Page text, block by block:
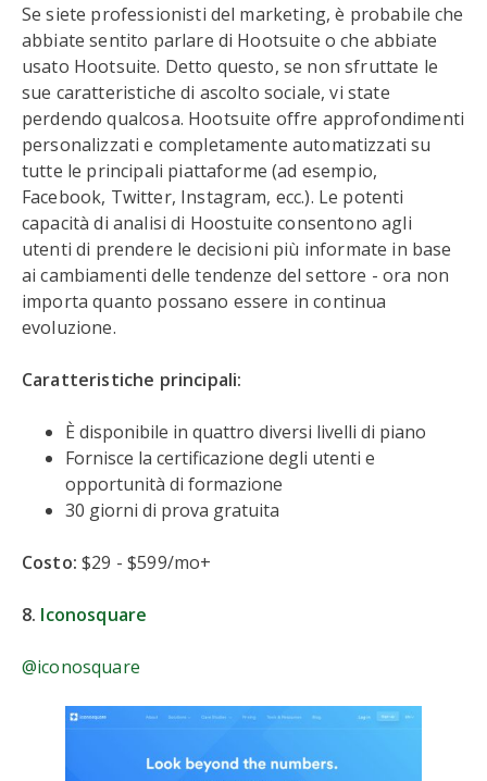
Se siete professionisti del marketing, è probabile che
abbiate sentito parlare di Hootsuite o che abbiate
usato Hootsuite. Detto questo, se non sfruttate le
sue caratteristiche di ascolto sociale, vi state
perdendo qualcosa. Hootsuite offre approfondimenti
personalizzati e completamente automatizzati su
tutte le principali piattaforme (ad esempio,
Facebook, Twitter, Instagram, ecc.). Le potenti
capacità di analisi di Hoostuite consentono agli
utenti di prendere le decisioni più informate in base
ai cambiamenti delle tendenze del settore - ora non
importa quanto possano essere in continua
evoluzione.
Caratteristiche principali:
È disponibile in quattro diversi livelli di piano
Fornisce la certificazione degli utenti e
opportunità di formazione
30 giorni di prova gratuita
Costo: $29 - $599/mo+
8. Iconosquare
@iconosquare